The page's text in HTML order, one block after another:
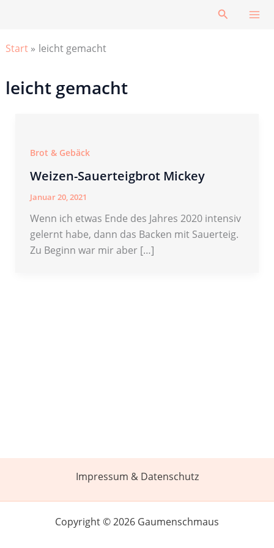
Suchen
Start leicht gemacht
leicht gemacht
Brot & Gebäck
Weizen-Sauerteigbrot Mickey
Januar 20, 2021
Wenn ich etwas Ende des Jahres 2020 intensiv
gelernt habe, dann das Backen mit Sauerteig.
Zu Beginn war mir aber […]
Impressum & Datenschutz
Copyright © 2026 Gaumenschmaus